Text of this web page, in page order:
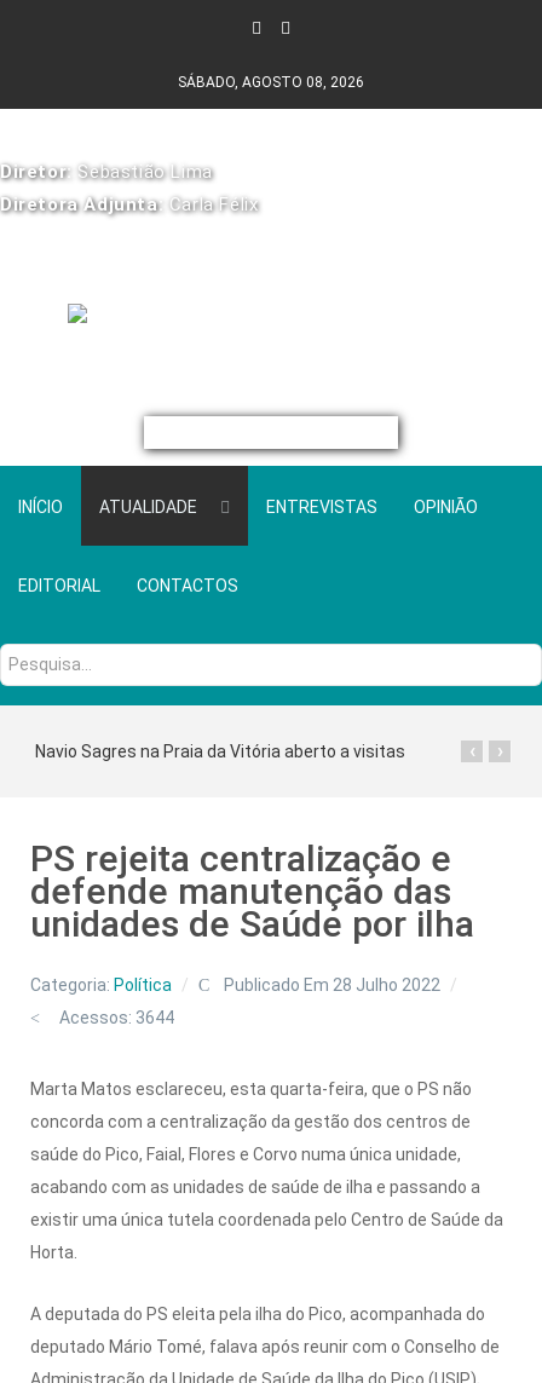
SÁBADO, AGOSTO 08, 2026
Diretor: Sebastião Lima
Diretora Adjunta: Carla Félix
INÍCIO ATUALIDADE ENTREVISTAS OPINIÃO
EDITORIAL CONTACTOS
Pesquisa...
Navio Sagres na Praia da Vitória aberto a visitas ›
‹
PS rejeita centralização e
defende manutenção das
unidades de Saúde por ilha
Categoria: Política
Publicado Em 28 Julho 2022
Acessos: 3644
Marta Matos esclareceu, esta quarta-feira, que o PS não
concorda com a centralização da gestão dos centros de
saúde do Pico, Faial, Flores e Corvo numa única unidade,
acabando com as unidades de saúde de ilha e passando a
existir uma única tutela coordenada pelo Centro de Saúde da
Horta.
A deputada do PS eleita pela ilha do Pico, acompanhada do
deputado Mário Tomé, falava após reunir com o Conselho de